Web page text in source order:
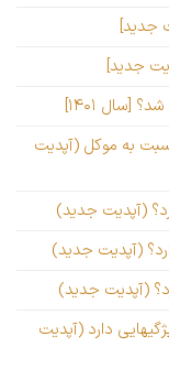
جدید]
جدید]
۱۴۰۱]
به موکل (آپدیت
(آپدیت جدید)
(آپدیت جدید)
(آپدیت جدید)
دارد (آپدیت